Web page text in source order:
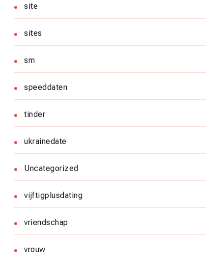
site
sites
sm
speeddaten
tinder
ukrainedate
Uncategorized
vijftigplusdating
vriendschap
vrouw